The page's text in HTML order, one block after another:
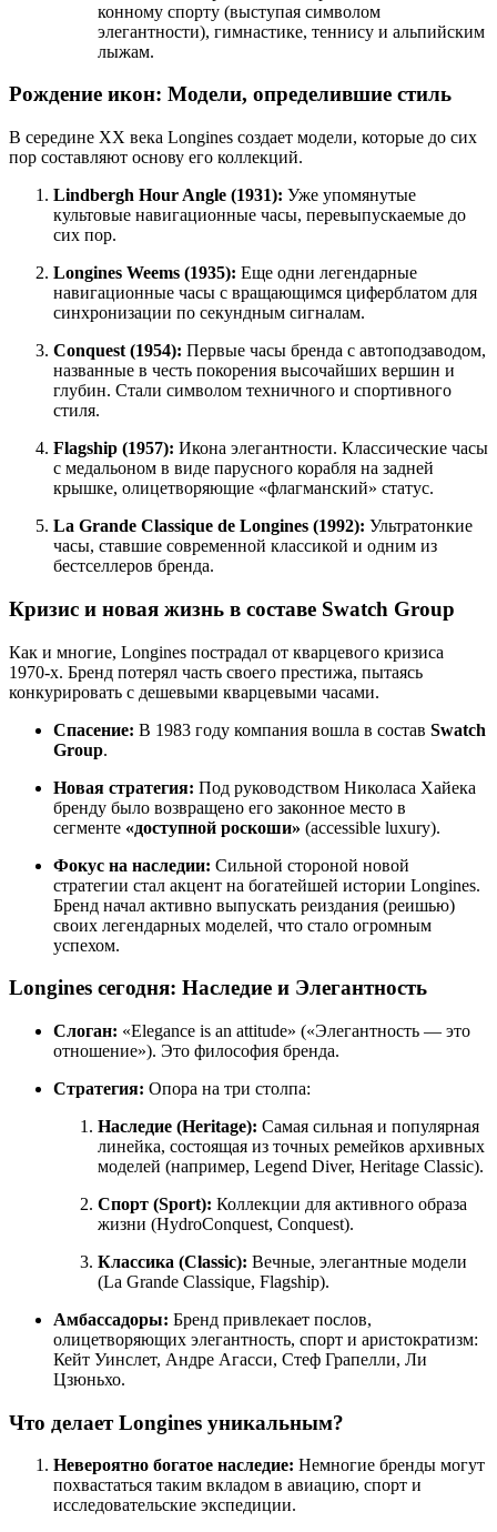
конному спорту (выступая символом
элегантности), гимнастике, теннису и альпийским
лыжам.
Рождение икон: Модели, определившие стиль
В середине XX века Longines создает модели, которые до сих
пор составляют основу его коллекций.
Lindbergh Hour Angle (1931): Уже упомянутые
культовые навигационные часы, перевыпускаемые до
сих пор.
Longines Weems (1935): Еще одни легендарные
навигационные часы с вращающимся циферблатом для
синхронизации по секундным сигналам.
Conquest (1954): Первые часы бренда с автоподзаводом,
названные в честь покорения высочайших вершин и
глубин. Стали символом техничного и спортивного
стиля.
Flagship (1957): Икона элегантности. Классические часы
с медальоном в виде парусного корабля на задней
крышке, олицетворяющие «флагманский» статус.
La Grande Classique de Longines (1992): Ультратонкие
часы, ставшие современной классикой и одним из
бестселлеров бренда.
Кризис и новая жизнь в составе Swatch Group
Как и многие, Longines пострадал от кварцевого кризиса
1970-х. Бренд потерял часть своего престижа, пытаясь
конкурировать с дешевыми кварцевыми часами.
Спасение: В 1983 году компания вошла в состав Swatch
Group.
Новая стратегия: Под руководством Николаса Хайека
бренду было возвращено его законное место в
сегменте «доступной роскоши» (accessible luxury).
Фокус на наследии: Сильной стороной новой
стратегии стал акцент на богатейшей истории Longines.
Бренд начал активно выпускать реиздания (реишью)
своих легендарных моделей, что стало огромным
успехом.
Longines сегодня: Наследие и Элегантность
Слоган: «Elegance is an attitude» («Элегантность — это
отношение»). Это философия бренда.
Стратегия: Опора на три столпа:
Наследие (Heritage): Самая сильная и популярная
линейка, состоящая из точных ремейков архивных
моделей (например, Legend Diver, Heritage Classic).
Спорт (Sport): Коллекции для активного образа
жизни (HydroConquest, Conquest).
Классика (Classic): Вечные, элегантные модели
(La Grande Classique, Flagship).
Амбассадоры: Бренд привлекает послов,
олицетворяющих элегантность, спорт и аристократизм:
Кейт Уинслет, Андре Агасси, Стеф Грапелли, Ли
Цзюньхо.
Что делает Longines уникальным?
Невероятно богатое наследие: Немногие бренды могут
похвастаться таким вкладом в авиацию, спорт и
исследовательские экспедиции.